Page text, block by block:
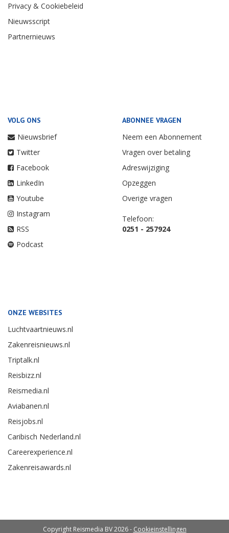
Privacy & Cookiebeleid
Nieuwsscript
Partnernieuws
VOLG ONS
Nieuwsbrief
Twitter
Facebook
LinkedIn
Youtube
Instagram
RSS
Podcast
ABONNEE VRAGEN
Neem een Abonnement
Vragen over betaling
Adreswijziging
Opzeggen
Overige vragen
Telefoon:
0251 - 257924
ONZE WEBSITES
Luchtvaartnieuws.nl
Zakenreisnieuws.nl
Triptalk.nl
Reisbizz.nl
Reismedia.nl
Aviabanen.nl
Reisjobs.nl
Caribisch Nederland.nl
Careerexperience.nl
Zakenreisawards.nl
Copyright Reismedia BV 2026 - Cookieinstellingen